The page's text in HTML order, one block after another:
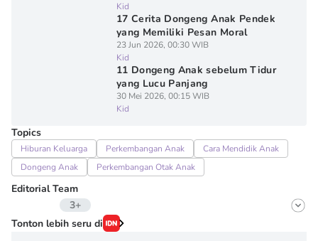
Kid
17 Cerita Dongeng Anak Pendek
yang Memiliki Pesan Moral
23 Jun 2026, 00:30 WIB
Kid
11 Dongeng Anak sebelum Tidur
yang Lucu Panjang
30 Mei 2026, 00:15 WIB
Kid
Topics
Hiburan Keluarga Perkembangan Anak
Cara Mendidik Anak
Dongeng Anak
Perkembangan Otak Anak
Editorial Team
3+
Editor
Tonton lebih seru di